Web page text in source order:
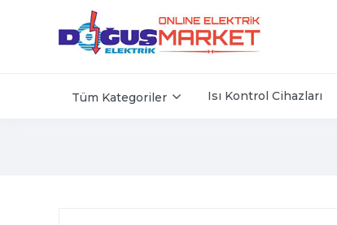
Tüm Kategoriler Isı Kontrol Cihazları